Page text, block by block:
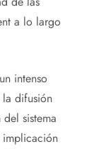
a lo largo
intenso
difusión
sistema